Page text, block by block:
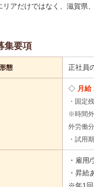
リアだけではなく、滋賀県
集要項
態 正社員
月
・固定
※時間
外労働
・試用
・雇
・昇給